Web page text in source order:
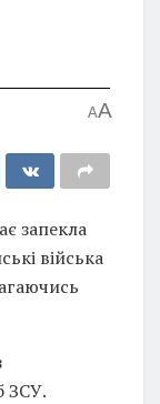
AA
запекла
війська
ЗСУ.